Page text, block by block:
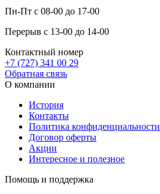
Пн-Пт с 08-00 до 17-00
Перерыв с 13-00 до 14-00
Контактный номер
+7 (727) 341 00 29
Обратная связь
О компании
История
Контакты
Политика конфиденциальности
Договор оферты
Акции
Интересное и полезное
Помощь и поддержка